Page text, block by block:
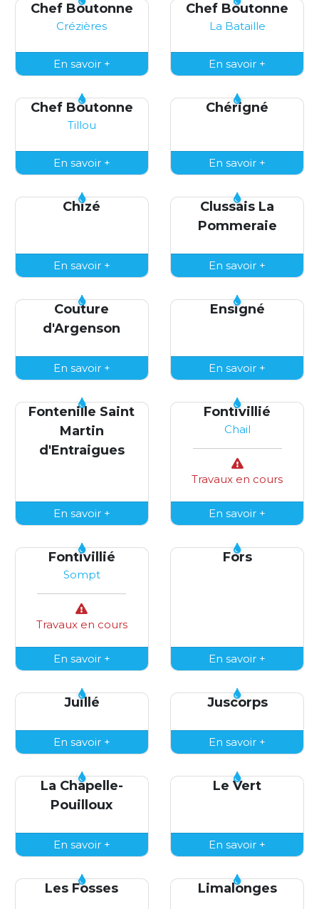
Chef Boutonne
Crézières
En savoir +
Chef Boutonne
La Bataille
En savoir +
Chef Boutonne
Tillou
En savoir +
Chérigné
En savoir +
Chizé
En savoir +
Clussais La
Pommeraie
En savoir +
Couture
d'Argenson
En savoir +
Ensigné
En savoir +
Fontenille Saint
Martin
d'Entraigues
En savoir +
Fontivillié
Chail
Travaux en cours
En savoir +
Fontivillié
Sompt
Travaux en cours
En savoir +
Fors
En savoir +
Juillé
En savoir +
Juscorps
En savoir +
La Chapelle-
Pouilloux
En savoir +
Le Vert
En savoir +
Les Fosses Limalonges